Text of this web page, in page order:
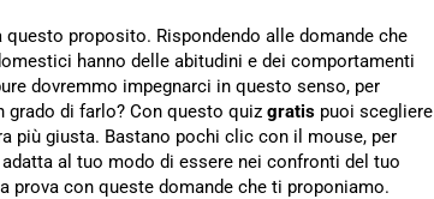
proposito. Rispondendo alle domande che
hanno delle abitudini e dei comportamenti
dovremmo impegnarci in questo senso, per
grado di farlo? Con questo quiz gratis puoi scegliere
più giusta. Bastano pochi clic con il mouse, per
al tuo modo di essere nei confronti del tuo
con queste domande che ti proponiamo.